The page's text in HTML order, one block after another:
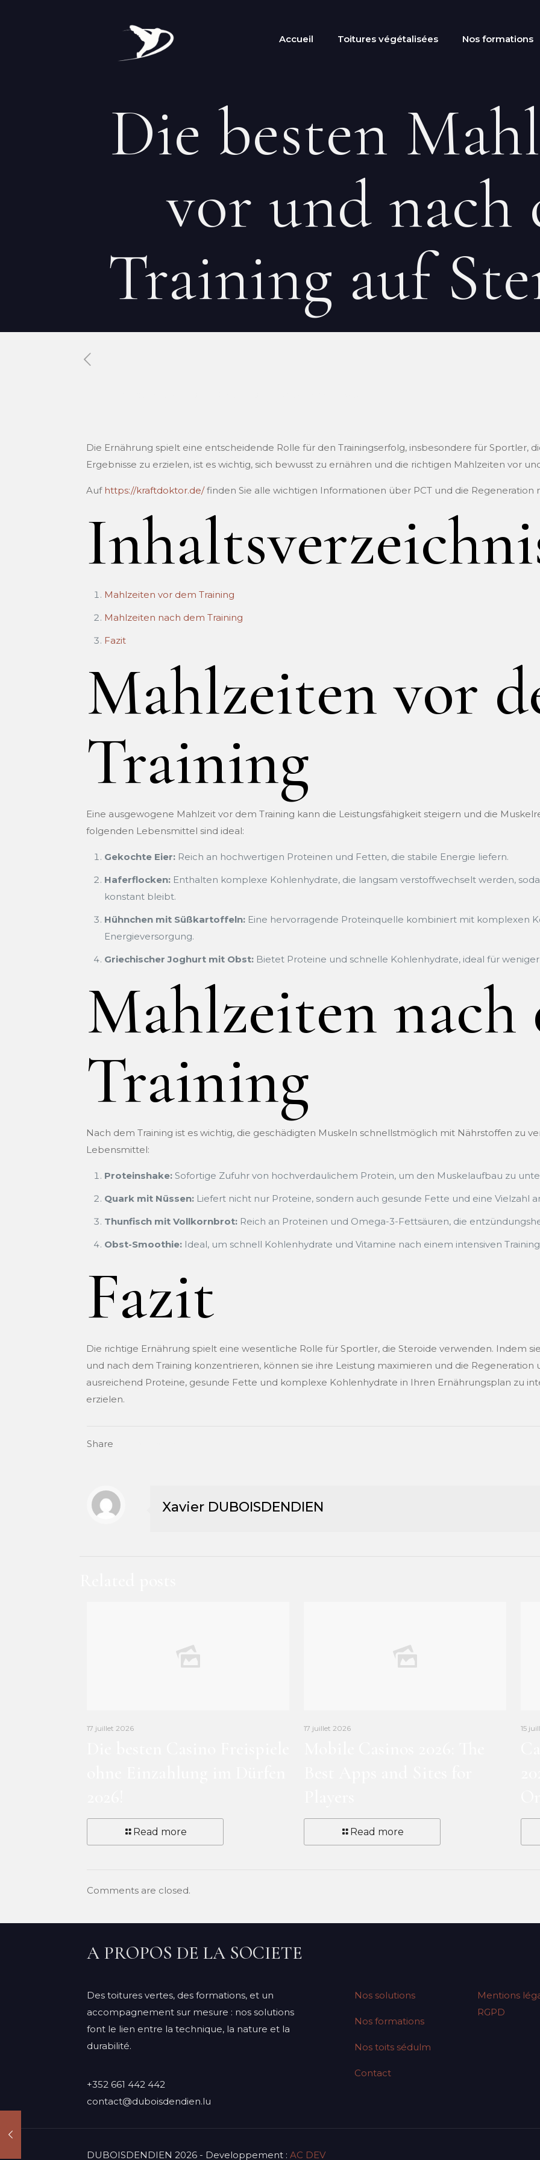
Accueil Toitures végétalisées Nos formations
Die besten
vor und nach
Training auf
Die Ernährung spielt eine entscheidende Rolle für den Trainingserfolg, insbesondere für Sportler,
Ergebnisse zu erzielen, ist es wichtig, sich bewusst zu ernähren und die richtigen Mahlzeiten vor
Auf https://kraftdoktor.de/finden Sie alle wichtigen Informationen über PCT und die Regeneration
Mahlzeiten vor dem Training
Mahlzeiten nach dem Training
Fazit
Mahlzeiten vor
Training
Eine ausgewogene Mahlzeit vor dem Training kann die Leistungsfähigkeit steigern und die
folgenden Lebensmittel sind ideal:
Gekochte Eier:Reich an hochwertigen Proteinen und Fetten, die stabile Energie liefern.
Haferflocken:Enthalten komplexe Kohlenhydrate, die langsam verstoffwechselt werden,
konstant bleibt.
Hühnchen mit Süßkartoffeln:Eine hervorragende Proteinquelle kombiniert mit komplexen
Energieversorgung.
Griechischer Joghurt mit Obst:Bietet Proteine und schnelle Kohlenhydrate, ideal für weniger
Mahlzeiten nach
Training
Nach dem Training ist es wichtig, die geschädigten Muskeln schnellstmöglich mit Nährstoffen zu
Lebensmittel:
Proteinshake:Sofortige Zufuhr von hochverdaulichem Protein, um den Muskelaufbau zu
Quark mit Nüssen:Liefert nicht nur Proteine, sondern auch gesunde Fette und eine Vielzahl
Thunfisch mit Vollkornbrot:Reich an Proteinen und Omega-3-Fettsäuren, die
Obst-Smoothie:Ideal, um schnell Kohlenhydrate und Vitamine nach einem intensiven
Fazit
Die richtige Ernährung spielt eine wesentliche Rolle für Sportler, die Steroide verwenden. Indem
und nach dem Training konzentrieren, können sie ihre Leistung maximieren und die Regeneration
ausreichend Proteine, gesunde Fette und komplexe Kohlenhydrate in Ihren Ernährungsplan zu
erzielen.
Share
Xavier DUBOISDENDIEN
17 juillet 2026
Read more
17 juillet 2026
Read more
15
Comments are closed.
A PROPOS DE LA SOCIETE
Des toitures vertes, des formations, et un
accompagnement sur mesure : nos solutions
font le lien entre la technique, la nature et la
durabilité.
+352 661 442 442
contact@duboisdendien.lu
Nos solutions
Nos formations
Nos toits sédulm
Contact
Mentions
RGPD
DUBOISDENDIEN 2026 - Developpement : AC DEV